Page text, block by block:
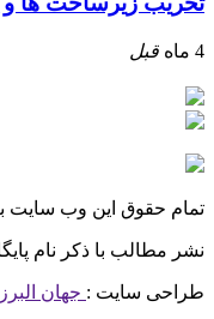
4 ماه قبل
تمام حقوق این وب سایت
نشر مطالب با ذکر نام
طراحی سایت : جهان البرز